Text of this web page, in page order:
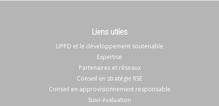
Liens utiles
UPPD et le développement soutenable
Expertise
Partenaires et réseaux
Conseil en stratégie RSE
Conseil en approvisionnement responsable
Suivi-évaluation